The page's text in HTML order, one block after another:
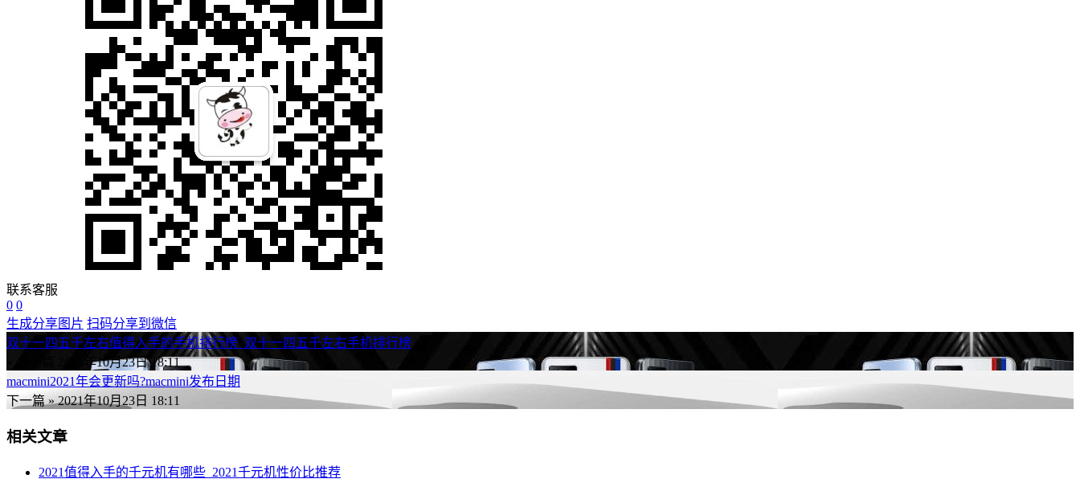
联系客服
0 0
生成分享图片 扫码分享到微信
双十一四五千左右值得入手的手机排行榜_双十一四五千左右手机排行榜
2021年10月23日 18:11
macmini2021年会更新吗?macmini发布日期
下一篇 » 2021年10月23日 18:11
相关文章
2021值得入手的千元机有哪些_2021千元机性价比推荐